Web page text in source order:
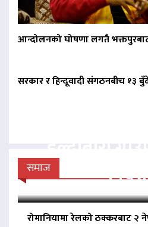
आन्दोलनको घोषणा लगतै भक्तपुरबाट
सरकार र हिन्दूवादी संगठनबीच १३
समाज
बिना दर्ता
रोमानियामा रेलको ठक्करबाट २